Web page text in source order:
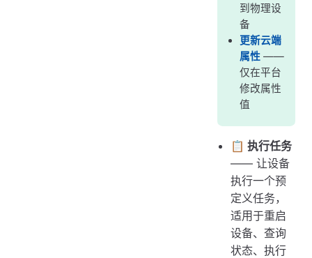
到物理设
备
更新云端
属性 ——
仅在平台
修改属性
值
📋 执行任务
—— 让设备
执行一个预
定义任务，
适用于重启
设备、查询
状态、执行